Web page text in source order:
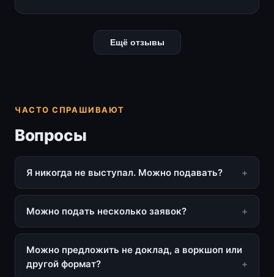
Ещё отзывы
ЧАСТО СПРАШИВАЮТ
Вопросы
Я никогда не выступал. Можно подавать?
Можно подать несколько заявок?
Можно предложить не доклад, а воркшоп или
другой формат?